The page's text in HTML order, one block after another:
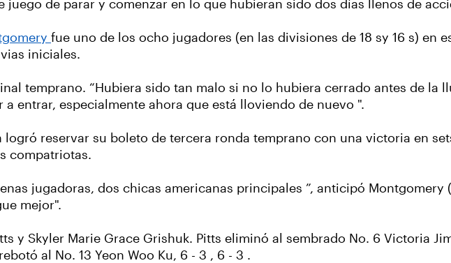
juego de parar y comenzar en lo que hubieran sido dos días llenos de
fue uno de los ocho jugadores (en las divisiones de 18 sy 16 s) en
iniciales.
temprano. “Hubiera sido tan malo si no lo hubiera cerrado antes de la
entrar, especialmente ahora que está lloviendo de nuevo ".
logró reservar su boleto de tercera ronda temprano con una victoria en
compatriotas.
jugadoras, dos chicas americanas principales ”, anticipó Montgomery
mejor".
y Skyler Marie Grace Grishuk. Pitts eliminó al sembrado No. 6 Victoria
al No. 13 Yeon Woo Ku, 6 - 3 , 6 - 3 .